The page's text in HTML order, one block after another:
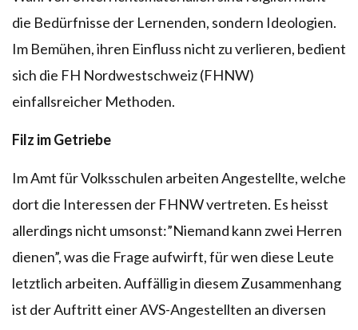
die Bedürfnisse der Lernenden, sondern Ideologien.
Im Bemühen, ihren Einfluss nicht zu verlieren, bedient
sich die FH Nordwestschweiz (FHNW)
einfallsreicher Methoden.
Filz im Getriebe
Im Amt für Volksschulen arbeiten Angestellte, welche
dort die Interessen der FHNW vertreten. Es heisst
allerdings nicht umsonst:”Niemand kann zwei Herren
dienen”, was die Frage aufwirft, für wen diese Leute
letztlich arbeiten. Auffällig in diesem Zusammenhang
ist der Auftritt einer AVS-Angestellten an diversen